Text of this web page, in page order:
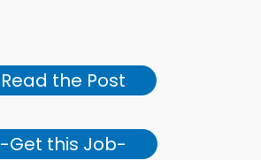
Read the Post
-Get this Job-